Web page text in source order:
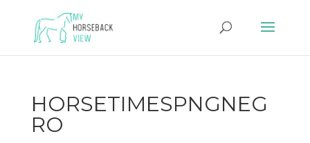
HORSETIMESPNGNEG
RO